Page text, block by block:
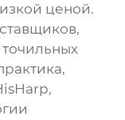
ценой.